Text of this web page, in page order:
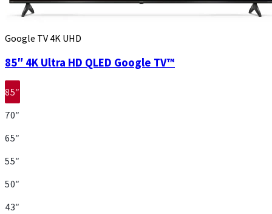
Google TV 4K UHD
85″ 4K Ultra HD QLED Google TV™
85″
70″
65″
55″
50″
43″